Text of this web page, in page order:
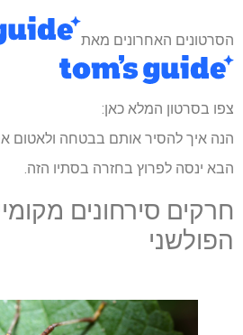
הסרטונים האחרונים מאת
צפו בסרטון המלא כאן:
הנה איך להסיר אותם בבטחה ולאטום
הבא ינסה לפרוץ בחזרה בסתיו הזה.
חרקים סירחונים
הפולשני